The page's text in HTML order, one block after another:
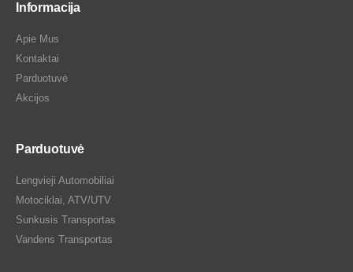
Informacija
Apie Mus
Kontaktai
Parduotuvė
Akcijos
Parduotuvė
Lengvieji Automobiliai
Motociklai, ATV/UTV
Sunkusis Transportas
Vandens Transportas